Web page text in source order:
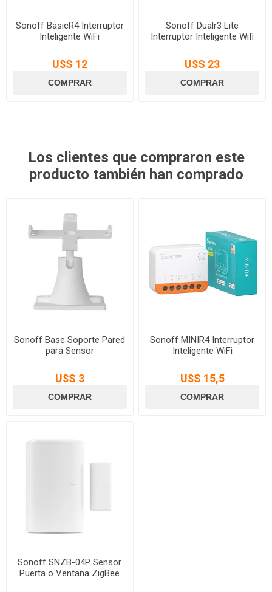
Sonoff BasicR4 Interruptor
Inteligente WiFi
U$S 12
Sonoff Dualr3 Lite
Interruptor Inteligente Wifi
U$S 23
Los clientes que compraron este
producto también han comprado
Sonoff Base Soporte Pared
para Sensor
U$S 3
Sonoff MINIR4 Interruptor
Inteligente WiFi
U$S 15,5
Sonoff SNZB-04P Sensor
Puerta o Ventana ZigBee